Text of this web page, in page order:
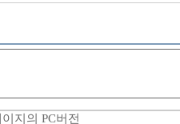
지의 PC버전